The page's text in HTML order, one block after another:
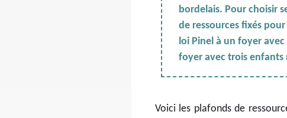
bordelais. Pour choisir
de ressources fixés
loi Pinel à un foyer
foyer avec trois enfants
Voici les plafonds de